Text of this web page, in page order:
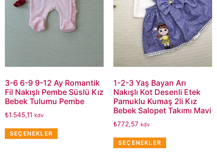
3-6 6-9 9-12 Ay Romantik
Fil Nakışlı Pembe Süslü Kız
Bebek Tulumu Pembe
₺1.545,11 kdv
SEÇENEKLER
1-2-3 Yaş Bayan Arı
Nakışlı Kot Desenli Etek
Pamuklu Kumaş 2li Kız
Bebek Salopet Takımı Mavi
₺772,57 kdv
SEÇENEKLER